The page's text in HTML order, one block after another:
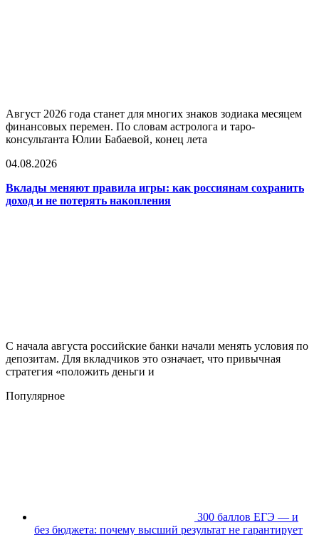
Август 2026 года станет для многих знаков зодиака месяцем
финансовых перемен. По словам астролога и таро-
консультанта Юлии Бабаевой, конец лета
04.08.2026
Вклады меняют правила игры: как россиянам сохранить
доход и не потерять накопления
С начала августа российские банки начали менять условия по
депозитам. Для вкладчиков это означает, что привычная
стратегия «положить деньги и
Популярное
300 баллов ЕГЭ — и
без бюджета: почему высший результат не гарантирует